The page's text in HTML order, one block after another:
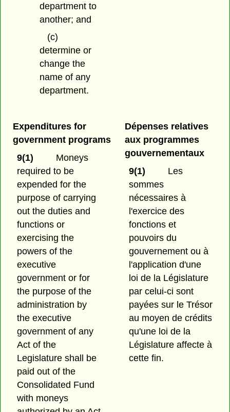
department to
another; and
(c)
determine or
change the
name of any
department.
Expenditures for
government programs
9(1)
Moneys
required to be
expended for the
purpose of carrying
out the duties and
functions or
exercising the
powers of the
executive
government or for
the purpose of the
administration by
the executive
government of any
Act of the
Legislature shall be
paid out of the
Consolidated Fund
with moneys
Dépenses relatives
aux programmes
gouvernementaux
9(1)
Les
sommes
nécessaires à
l'exercice des
fonctions et
pouvoirs du
gouvernement ou à
l'application d'une
loi de la Législature
par celui-ci sont
payées sur le Trésor
au moyen de crédits
qu'une loi de la
Législature affecte à
cette fin.